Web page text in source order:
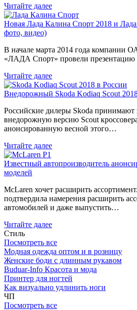
Читайте далее
Новая Лада Калина Спорт 2018 и
фото, видео)
В начале марта 2014 года
«ЛАДА Спорт» провели
Читайте далее
Внедорожный Skoda Kodiaq Scout
Российские дилеры Skoda принимают
внедорожную версию Scout
анонсированную весной этого…
Читайте далее
Известный автопроизводитель
моделей
McLaren хочет расширить
подтвердила намерения расширить
автомобилей и даже выпустить…
Читайте далее
Стиль
Посмотреть все
Модная одежда оптом и в розницу
Женские боди с длинным рукавом
Buduar-Info Красота и мода
Принтер для ногтей
Как визуально удлинить ноги
ЧП
Посмотреть все